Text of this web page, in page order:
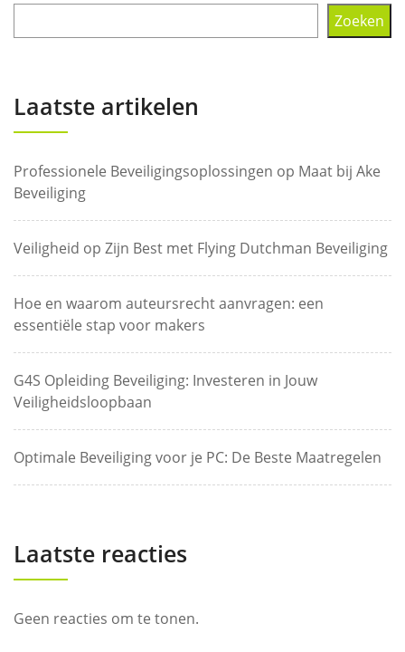
Zoeken
Laatste artikelen
Professionele Beveiligingsoplossingen op Maat bij Ake
Beveiliging
Veiligheid op Zijn Best met Flying Dutchman Beveiliging
Hoe en waarom auteursrecht aanvragen: een
essentiële stap voor makers
G4S Opleiding Beveiliging: Investeren in Jouw
Veiligheidsloopbaan
Optimale Beveiliging voor je PC: De Beste Maatregelen
Laatste reacties
Geen reacties om te tonen.